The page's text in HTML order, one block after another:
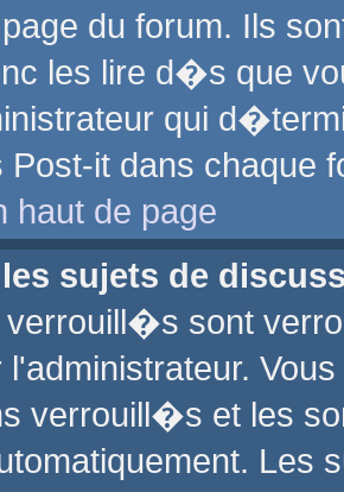
du forum. Ils
les lire d�s que
qui
Post-it dans chaque
haut de page
sujets de
verrouill�s sont
l'administrateur.
verrouill�s et les
Les